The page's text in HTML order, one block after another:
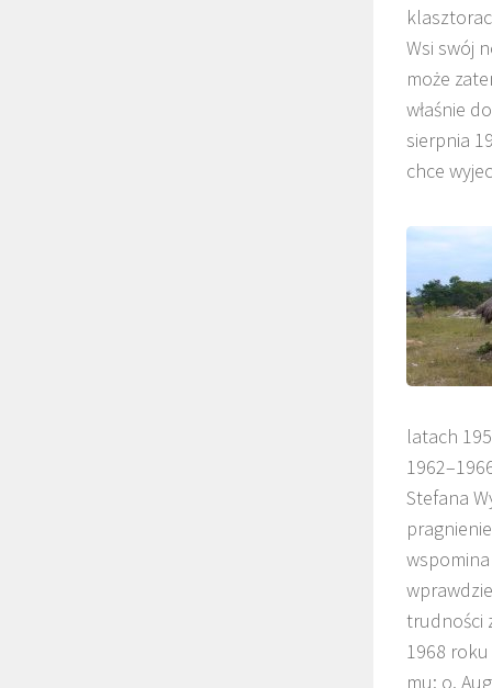
Wsi swój
może
właśnie
sierpnia
chce
latach
Stefana
wspomina
trudności
1968
mu: o.